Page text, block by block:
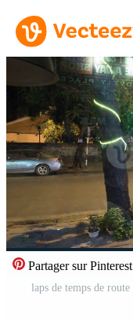
Partager sur Pinterest